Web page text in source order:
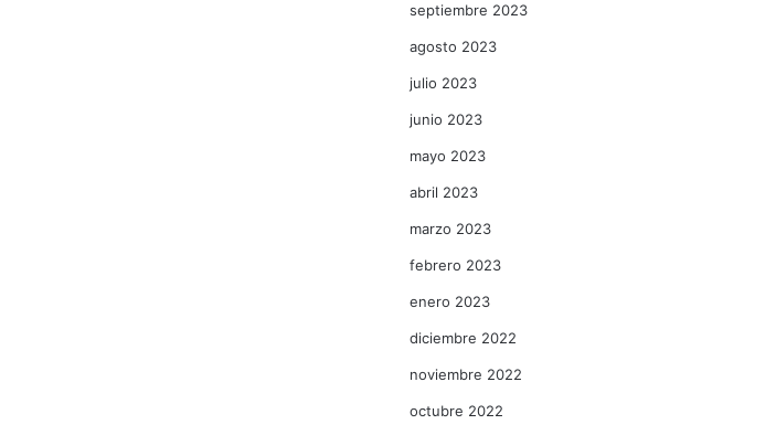
septiembre 2023
agosto 2023
julio 2023
junio 2023
mayo 2023
abril 2023
marzo 2023
febrero 2023
enero 2023
diciembre 2022
noviembre 2022
octubre 2022